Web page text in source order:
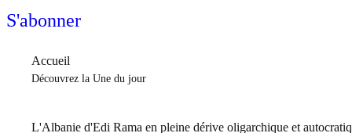
S'abonner
Accueil
Découvrez la Une du jour
L'Albanie d'Edi Rama en pleine dérive oligarchique et